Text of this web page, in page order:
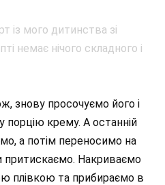
знову просочуємо його і
порцію крему. А останній
а потім переносимо на
Накриваємо
плівкою та прибираємо в